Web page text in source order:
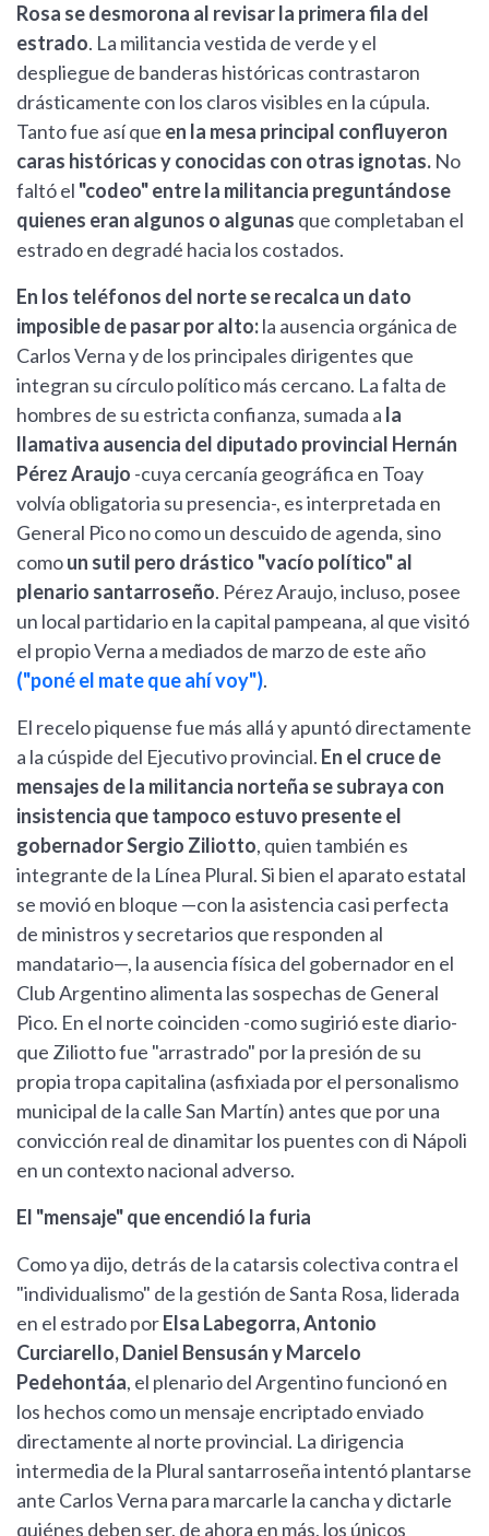
Rosa se desmorona al revisar la primera fila del
estrado. La militancia vestida de verde y el
despliegue de banderas históricas contrastaron
drásticamente con los claros visibles en la cúpula.
Tanto fue así que en la mesa principal confluyeron
caras históricas y conocidas con otras ignotas. No
faltó el "codeo" entre la militancia preguntándose
quienes eran algunos o algunas que completaban el
estrado en degradé hacia los costados.
En los teléfonos del norte se recalca un dato
imposible de pasar por alto:la ausencia orgánica de
Carlos Verna y de los principales dirigentes que
integran su círculo político más cercano. La falta de
hombres de su estricta confianza, sumada a la
llamativa ausencia del diputado provincial Hernán
Pérez Araujo -cuya cercanía geográfica en Toay
volvía obligatoria su presencia-, es interpretada en
General Pico no como un descuido de agenda, sino
comoun sutil pero drástico "vacío político" al
plenario santarroseño. Pérez Araujo, incluso, posee
un local partidario en la capital pampeana, al que visitó
el propio Verna a mediados de marzo de este año
("poné el mate que ahí voy").
El recelo piquense fue más allá y apuntó directamente
a la cúspide del Ejecutivo provincial. En el cruce de
mensajes de la militancia norteña se subraya con
insistencia que tampoco estuvo presente el
gobernador Sergio Ziliotto, quien también es
integrante de la Línea Plural. Si bien el aparato estatal
se movió en bloque —con la asistencia casi perfecta
de ministros y secretarios que responden al
mandatario—, la ausencia física del gobernador en el
Club Argentino alimenta las sospechas de General
Pico. En el norte coinciden -como sugirió este diario-
que Ziliotto fue "arrastrado" por la presión de su
propia tropa capitalina (asfixiada por el personalismo
municipal de la calle San Martín) antes que por una
convicción real de dinamitar los puentes con di Nápoli
en un contexto nacional adverso.
El "mensaje" que encendió la furia
Como ya dijo, detrás de la catarsis colectiva contra el
"individualismo" de la gestión de Santa Rosa, liderada
en el estrado porElsa Labegorra, Antonio
Curciarello, Daniel Bensusán y Marcelo
Pedehontáa, el plenario del Argentino funcionó en
los hechos como un mensaje encriptado enviado
directamente al norte provincial. La dirigencia
intermedia de la Plural santarroseña intentó plantarse
ante Carlos Verna para marcarle la cancha y dictarle
quiénes deben ser, de ahora en más, los únicos